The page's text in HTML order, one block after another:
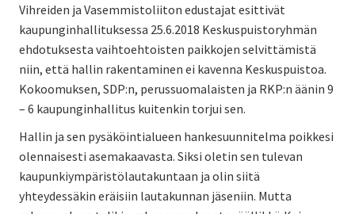
Vihreiden ja Vasemmistoliiton edustajat esittivät
kaupunginhallituksessa 25.6.2018 Keskuspuistoryhmän
ehdotuksesta vaihtoehtoisten paikkojen selvittämistä
niin, että hallin rakentaminen ei kavenna Keskuspuistoa.
Kokoomuksen, SDP:n, perussuomalaisten ja RKP:n äänin 9
– 6 kaupunginhallitus kuitenkin torjui sen.
Hallin ja sen pysäköintialueen hankesuunnitelma poikkesi
olennaisesti asemakaavasta. Siksi oletin sen tulevan
kaupunkiympäristölautakuntaan ja olin siitä
yhteydessäkin eräisiin lautakunnan jäseniin. Mutta